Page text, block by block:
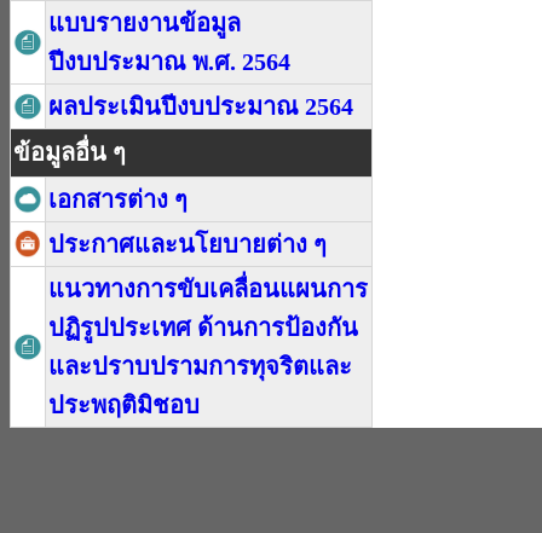
แบบรายงานข้อมูล
ปีงบประมาณ พ.ศ. 2564
ผลประเมินปีงบประมาณ 2564
ข้อมูลอื่น ๆ
เอกสารต่าง ๆ
ประกาศและนโยบายต่าง ๆ
แนวทางการขับเคลื่อนแผนการ
ปฏิรูปประเทศ ด้านการป้องกัน
และปราบปรามการทุจริตและ
ประพฤติมิชอบ